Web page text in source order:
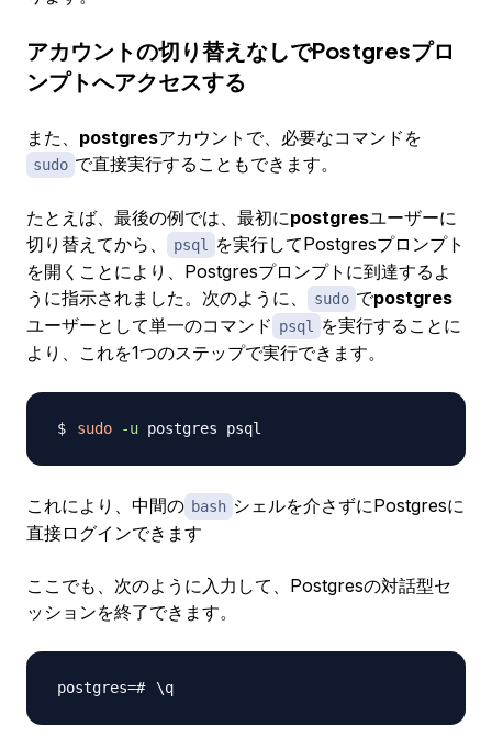
アカウントの切り替えなしでPostgresプロ
ンプトへアクセスする
また、 postgresアカウントで、必要なコマンドを
sudo で直接実行することもできます。
たとえば、最後の例では、最初にpostgresユーザーに
切り替えてから、
psql を実行してPostgresプロンプト
を開くことにより、Postgresプロンプトに到達するよ
うに指示されました。次のように、
sudo でpostgres
ユーザーとして単一のコマンド psql を実行することに
より、これを1つのステップで実行できます。
sudo -u
これにより、中間の bash シェルを介さずにPostgresに
直接ログインできます
ここでも、次のように入力して、Postgresの対話型セ
ッションを終了できます。
\